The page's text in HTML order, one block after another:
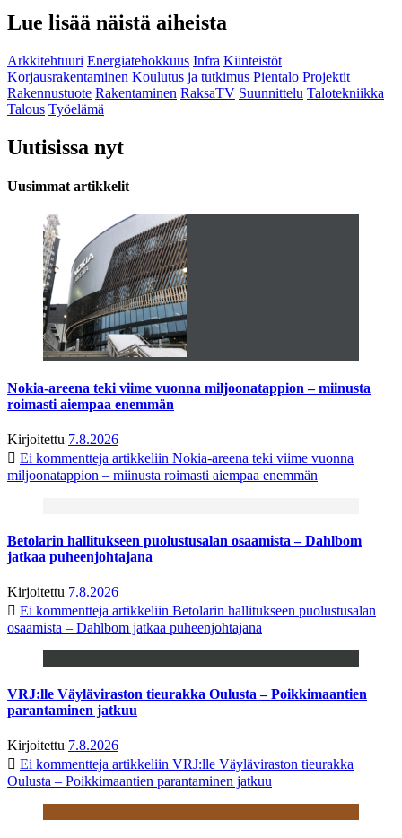
Lue lisää näistä aiheista
Arkkitehtuuri Energiatehokkuus Infra Kiinteistöt
Korjausrakentaminen Koulutus ja tutkimus Pientalo Projektit
Rakennustuote Rakentaminen RaksaTV Suunnittelu Talotekniikka
Talous Työelämä
Uutisissa nyt
Uusimmat artikkelit
Nokia-areena teki viime vuonna miljoonatappion – miinusta
roimasti aiempaa enemmän
Kirjoitettu 7.8.2026
Ei kommentteja artikkeliin Nokia-areena teki viime vuonna
miljoonatappion – miinusta roimasti aiempaa enemmän
Betolarin hallitukseen puolustusalan osaamista – Dahlbom
jatkaa puheenjohtajana
Kirjoitettu 7.8.2026
Ei kommentteja artikkeliin Betolarin hallitukseen puolustusalan
osaamista – Dahlbom jatkaa puheenjohtajana
VRJ:lle Väyläviraston tieurakka Oulusta – Poikkimaantien
parantaminen jatkuu
Kirjoitettu 7.8.2026
Ei kommentteja artikkeliin VRJ:lle Väyläviraston tieurakka
Oulusta – Poikkimaantien parantaminen jatkuu